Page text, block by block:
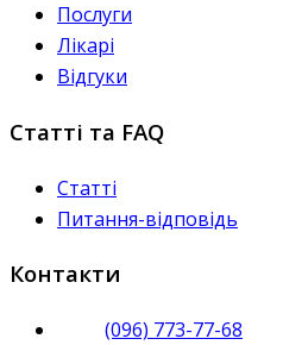
Послуги
Лікарі
Відгуки
Статті та FAQ
Статті
Питання-відповідь
Контакти
(096) 773-77-68